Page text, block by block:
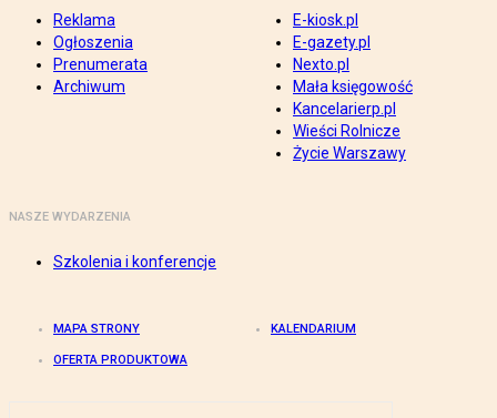
Reklama
Ogłoszenia
Prenumerata
Archiwum
E-kiosk.pl
E-gazety.pl
Nexto.pl
Mała księgowość
Kancelarierp.pl
Wieści Rolnicze
Życie Warszawy
NASZE WYDARZENIA
Szkolenia i konferencje
MAPA STRONY KALENDARIUM
OFERTA PRODUKTOWA